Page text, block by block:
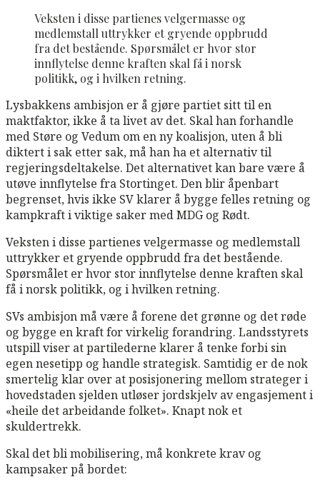
Veksten i disse partienes velgermasse og
medlemstall uttrykker et gryende oppbrudd
fra det bestående. Spørsmålet er hvor stor
innflytelse denne kraften skal få i norsk
politikk, og i hvilken retning.
Lysbakkens ambisjon er å gjøre partiet sitt til en
maktfaktor, ikke å ta livet av det. Skal han forhandle
med Støre og Vedum om en ny koalisjon, uten å bli
diktert i sak etter sak, må han ha et alternativ til
regjeringsdeltakelse. Det alternativet kan bare være å
utøve innflytelse fra Stortinget. Den blir åpenbart
begrenset, hvis ikke SV klarer å bygge felles retning og
kampkraft i viktige saker med MDG og Rødt.
Veksten i disse partienes velgermasse og medlemstall
uttrykker et gryende oppbrudd fra det bestående.
Spørsmålet er hvor stor innflytelse denne kraften skal
få i norsk politikk, og i hvilken retning.
SVs ambisjon må være å forene det grønne og det røde
og bygge en kraft for virkelig forandring. Landsstyrets
utspill viser at partilederne klarer å tenke forbi sin
egen nesetipp og handle strategisk. Samtidig er de nok
smertelig klar over at posisjonering mellom strateger i
hovedstaden sjelden utløser jordskjelv av engasjement i
«heile det arbeidande folket». Knapt nok et
skuldertrekk.
Skal det bli mobilisering, må konkrete krav og
kampsaker på bordet: